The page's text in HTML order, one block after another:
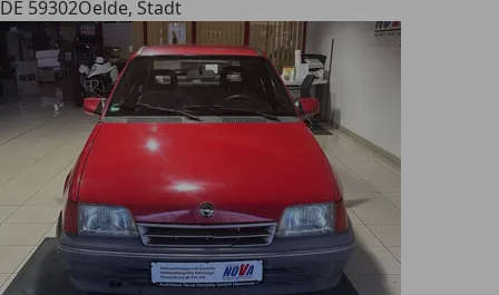
DE 59302Oelde, Stadt